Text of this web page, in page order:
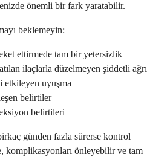
önemli bir fark yaratabilir.
beklemeyin:
ettirmede tam bir yetersizlik
ilaçlarla düzelmeyen şiddetli ağrı
uyuşma
belirtiler
belirtileri
günden fazla sürerse kontrol
komplikasyonları önleyebilir ve tam